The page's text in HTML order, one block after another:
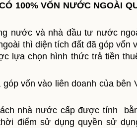
100% VỐN NƯỚC NGOÀI
nước và nhà đầu tư nước
thì diện tích đất đã góp vốn
lựa chọn hình thức trả tiền
vốn vào liên doanh của bên
nhà nước cấp được tính
điểm sử dụng quyền sử